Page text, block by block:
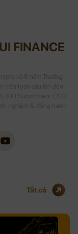
FINANCE
và 8 năm Trading
trên toàn cầu lên đến
Subscribers. CEO
nghiệm & đồng hành
Tất cả